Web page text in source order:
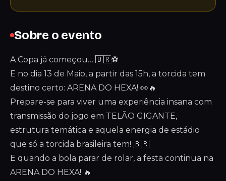
Sobre o evento
A Copa já começou… 🇧🇷⚽️
E no dia 13 de Maio, a partir das 15h, a torcida tem
destino certo: ARENA DO HEXA! 👀🔥
Prepare-se para viver uma experiência insana com
transmissão do jogo em TELÃO GIGANTE,
estrutura temática e aquela energia de estádio
que só a torcida brasileira tem! 🇧🇷
E quando a bola parar de rolar, a festa continua na
ARENA DO HEXA! 🔥